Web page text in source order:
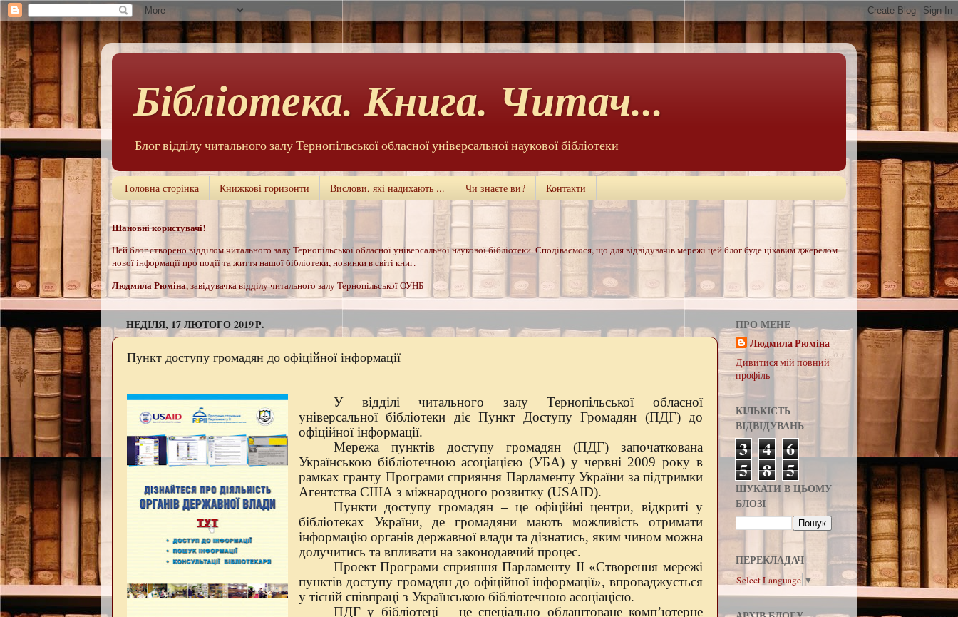
Бібліотека. Книга. Читач...
Блог відділу читального залу Тернопільської обласної універсальної наукової бібліотеки
Головна сторінка Книжкові горизонти Вислови, які надихають ... Чи знаєте ви? Контакти
Шановні користувачі!
Цей блог створено відділом читального залу Тернопільської обласної універсальної наукової бібліотеки. Сподіваємося, що для відвідувачів мережі цей блог буде цікавим джерелом
нової інформації про події та життя нашої бібліотеки, новинки в світі книг.
Людмила Рюміна, завідувачка відділу читального залу Тернопільської ОУНБ
НЕДІЛЯ, 17 ЛЮТОГО 2019 Р.
Пункт доступу громадян до офіційної інформації
У відділі читального залу Тернопільської обласної
універсальної бібліотеки діє Пункт Доступу Громадян (ПДГ) до
офіційної інформації.
Мережа пунктів доступу громадян (ПДГ) започаткована
Українською бібліотечною асоціацією (УБА) у червні 2009 року в
рамках гранту Програми сприяння Парламенту України за підтримки
Агентства США з міжнародного розвитку (USAID).
Пункти доступу громадян – це офіційні центри, відкриті у
бібліотеках України, де громадяни мають можливість отримати
інформацію органів державної влади та дізнатись, яким чином можна
долучитись та впливати на законодавчий процес.
Проект Програми сприяння Парламенту II «Створення мережі
пунктів доступу громадян до офіційної інформації», впроваджується
у тісній співпраці з Українською бібліотечною асоціацією.
ПДГ у бібліотеці – це спеціально облаштоване комп’ютерне
ПРО МЕНЕ
Людмила Рюміна
Дивитися мій повний
профіль
КІЛЬКІСТЬ
ВІДВІДУВАНЬ
3 4 6
5 8 5
ШУКАТИ В ЦЬОМУ
БЛОЗІ
ПЕРЕКЛАДАЧ
Select Language ▼